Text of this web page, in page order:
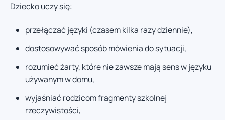
Dziecko uczy się:
przełączać języki (czasem kilka razy dziennie),
dostosowywać sposób mówienia do sytuacji,
rozumieć żarty, które nie zawsze mają sens w języku
używanym w domu,
wyjaśniać rodzicom fragmenty szkolnej
rzeczywistości,